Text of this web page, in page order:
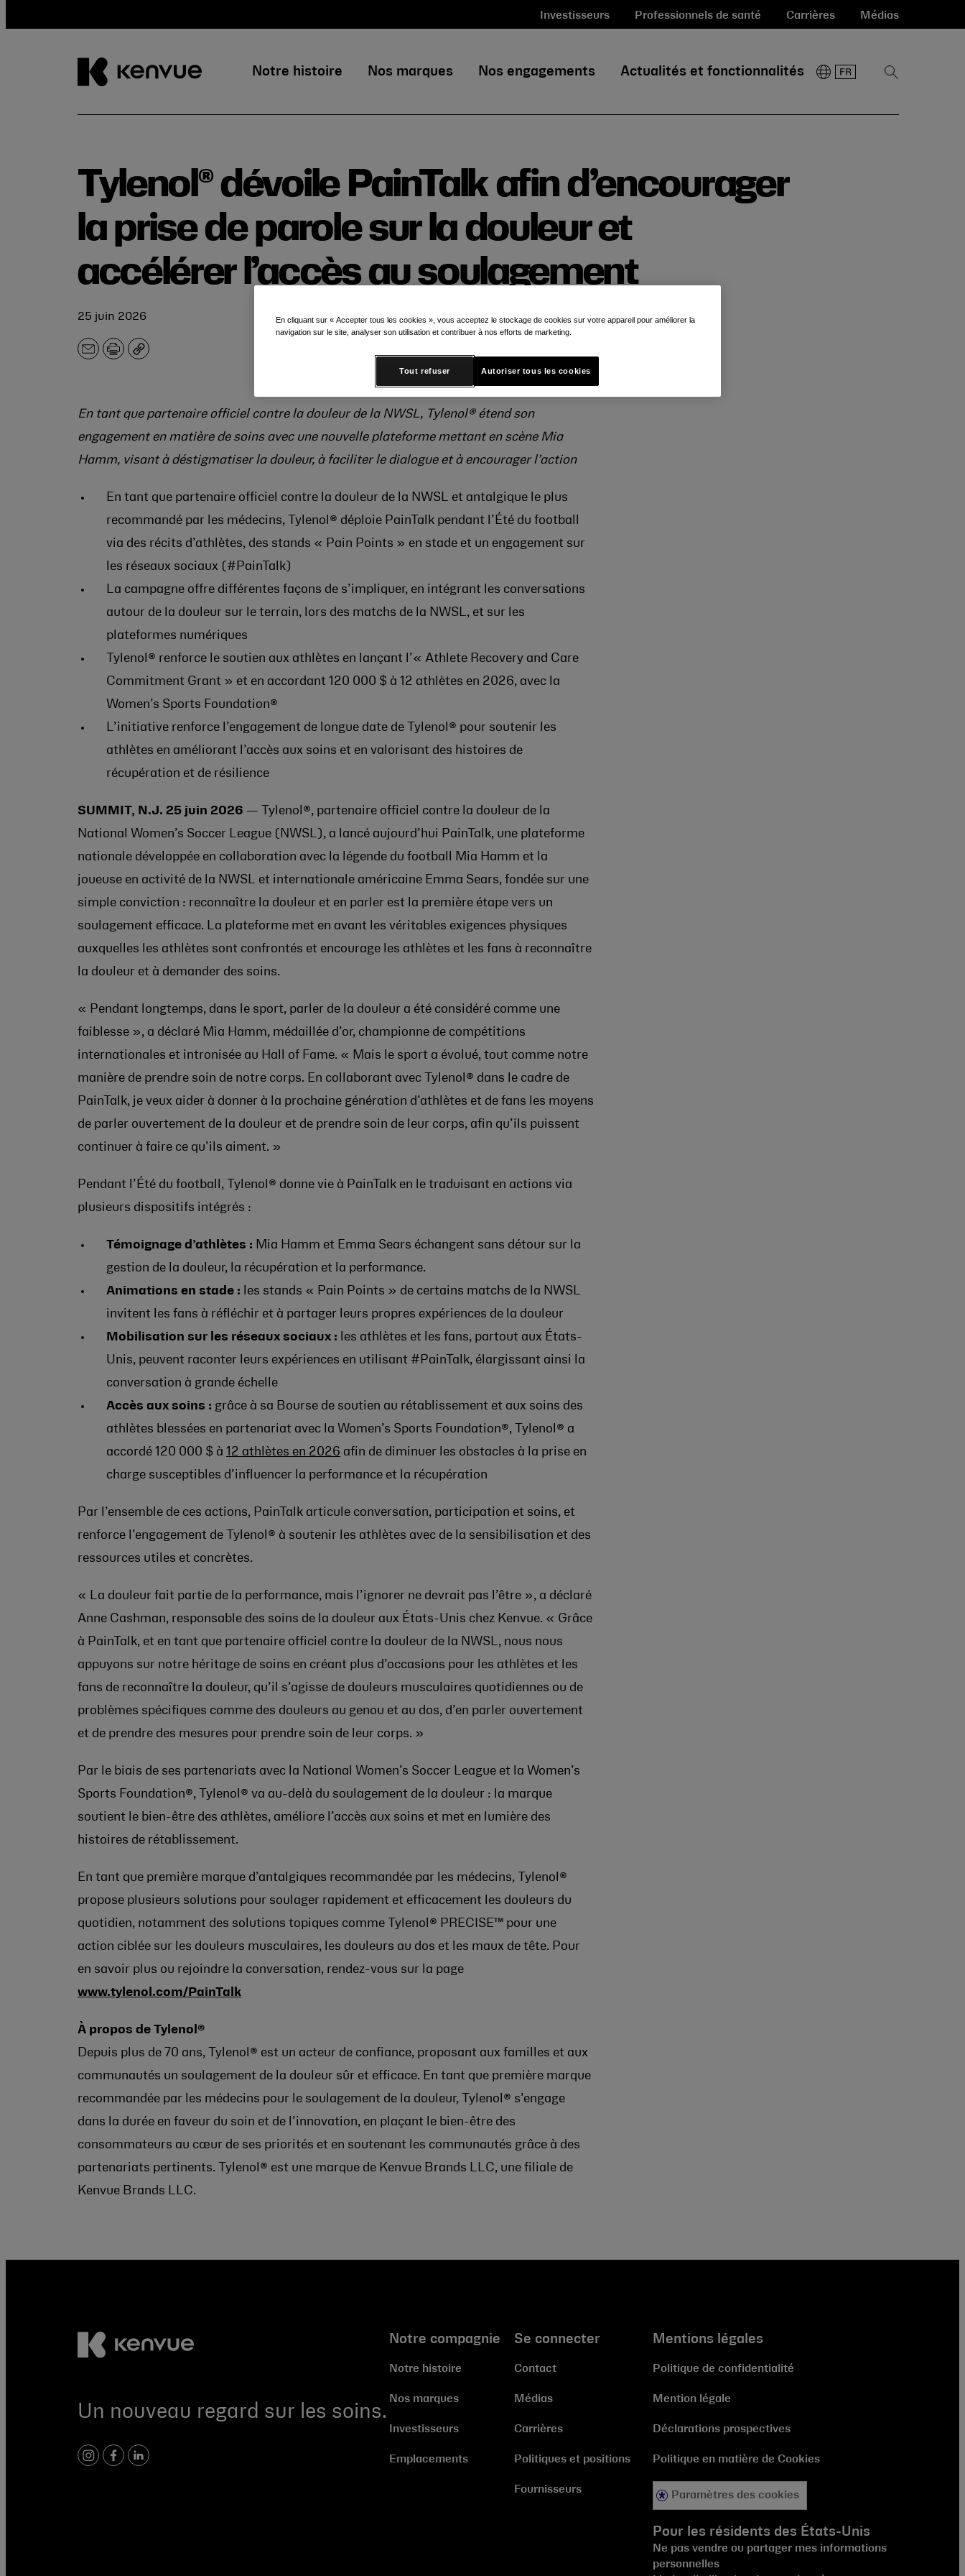
Investisseurs Professionnels de santé Carrières Médias
Notre histoire Nos marques Nos engagements Actualités et fonctionnalités
Afficher
Tylenol® dévoile PainTalk afin d’encourager
la prise de parole sur la douleur et
accélérer l’accès au soulagement
25 juin 2026
E-
Imprimer
Copier
En tant que partenaire officiel contre la douleur de la NWSL, Tylenol® étend son
engagement en matière de soins avec une nouvelle plateforme mettant en scène Mia
Hamm, visant à déstigmatiser la douleur, à faciliter le dialogue et à encourager l’action
En tant que partenaire officiel contre la douleur de la NWSL et antalgique le plus
recommandé par les médecins, Tylenol® déploie PainTalk pendant l’Été du football
via des récits d’athlètes, des stands « Pain Points » en stade et un engagement sur
les réseaux sociaux (#PainTalk)
La campagne offre différentes façons de s’impliquer, en intégrant les conversations
autour de la douleur sur le terrain, lors des matchs de la NWSL, et sur les
plateformes numériques
Tylenol® renforce le soutien aux athlètes en lançant l’« Athlete Recovery and Care
Commitment Grant » et en accordant 120 000 $ à 12 athlètes en 2026, avec la
Women’s Sports Foundation®
L’initiative renforce l’engagement de longue date de Tylenol® pour soutenir les
athlètes en améliorant l’accès aux soins et en valorisant des histoires de
récupération et de résilience
SUMMIT, N.J. 25 juin 2026 — Tylenol®, partenaire officiel contre la douleur de la
National Women’s Soccer League (NWSL), a lancé aujourd’hui PainTalk, une plateforme
nationale développée en collaboration avec la légende du football Mia Hamm et la
joueuse en activité de la NWSL et internationale américaine Emma Sears, fondée sur une
simple conviction : reconnaître la douleur et en parler est la première étape vers un
soulagement efficace. La plateforme met en avant les véritables exigences physiques
auxquelles les athlètes sont confrontés et encourage les athlètes et les fans à reconnaître
la douleur et à demander des soins.
« Pendant longtemps, dans le sport, parler de la douleur a été considéré comme une
faiblesse », a déclaré Mia Hamm, médaillée d’or, championne de compétitions
internationales et intronisée au Hall of Fame. « Mais le sport a évolué, tout comme notre
manière de prendre soin de notre corps. En collaborant avec Tylenol® dans le cadre de
PainTalk, je veux aider à donner à la prochaine génération d’athlètes et de fans les moyens
de parler ouvertement de la douleur et de prendre soin de leur corps, afin qu’ils puissent
continuer à faire ce qu’ils aiment. »
Pendant l’Été du football, Tylenol® donne vie à PainTalk en le traduisant en actions via
plusieurs dispositifs intégrés :
Témoignage d’athlètes : Mia Hamm et Emma Sears échangent sans détour sur la
gestion de la douleur, la récupération et la performance.
Animations en stade :
les stands « Pain Points » de certains matchs de la NWSL
invitent les fans à réfléchir et à partager leurs propres expériences de la douleur
Mobilisation sur les réseaux sociaux :
les athlètes et les fans, partout aux États-
Unis, peuvent raconter leurs expériences en utilisant #PainTalk, élargissant ainsi la
conversation à grande échelle
Accès aux soins : grâce à sa Bourse de soutien au rétablissement et aux soins des
athlètes blessées en partenariat avec la Women’s Sports Foundation®, Tylenol® a
accordé 120 000 $ à 12 athlètes en 2026 afin de diminuer les obstacles à la prise en
charge susceptibles d’influencer la performance et la récupération
Par l’ensemble de ces actions, PainTalk articule conversation, participation et soins, et
renforce l’engagement de Tylenol® à soutenir les athlètes avec de la sensibilisation et des
ressources utiles et concrètes.
« La douleur fait partie de la performance, mais l’ignorer ne devrait pas l’être », a déclaré
Anne Cashman, responsable des soins de la douleur aux États-Unis chez Kenvue. « Grâce
à PainTalk, et en tant que partenaire officiel contre la douleur de la NWSL, nous nous
appuyons sur notre héritage de soins en créant plus d’occasions pour les athlètes et les
fans de reconnaître la douleur, qu’il s’agisse de douleurs musculaires quotidiennes ou de
problèmes spécifiques comme des douleurs au genou et au dos, d’en parler ouvertement
et de prendre des mesures pour prendre soin de leur corps. »
Par le biais de ses partenariats avec la National Women’s Soccer League et la Women’s
Sports Foundation®, Tylenol® va au-delà du soulagement de la douleur : la marque
soutient le bien-être des athlètes, améliore l’accès aux soins et met en lumière des
histoires de rétablissement.
En tant que première marque d’antalgiques recommandée par les médecins, Tylenol®
propose plusieurs solutions pour soulager rapidement et efficacement les douleurs du
quotidien, notamment des solutions topiques comme Tylenol® PRECISE™ pour une
action ciblée sur les douleurs musculaires, les douleurs au dos et les maux de tête. Pour
en savoir plus ou rejoindre la conversation, rendez-vous sur la page
www.tylenol.com/PainTalk
À propos de Tylenol®
Depuis plus de 70 ans, Tylenol® est un acteur de confiance, proposant aux familles et aux
communautés un soulagement de la douleur sûr et efficace. En tant que première marque
recommandée par les médecins pour le soulagement de la douleur, Tylenol® s’engage
dans la durée en faveur du soin et de l’innovation, en plaçant le bien-être des
consommateurs au cœur de ses priorités et en soutenant les communautés grâce à des
partenariats pertinents. Tylenol® est une marque de Kenvue Brands LLC, une filiale de
Kenvue Brands LLC.
Un nouveau regard sur les soins.
instagram
facebook
linkedin
Notre compagnie
Notre histoire
Nos marques
Investisseurs
Emplacements
Se connecter
Contact
Médias
Carrières
Politiques et positions
Fournisseurs
Mentions légales
Politique de confidentialité
Mention légale
Déclarations prospectives
Politique en matière de Cookies
Paramètres des cookies
Pour les résidents des États-Unis
Ne pas vendre ou partager mes informations
personnelles
En cliquant sur « Accepter tous les cookies », vous acceptez le stockage de cookies sur votre appareil pour améliorer la
navigation sur le site, analyser son utilisation et contribuer à nos efforts de marketing.
Tout refuser Autoriser tous les cookies